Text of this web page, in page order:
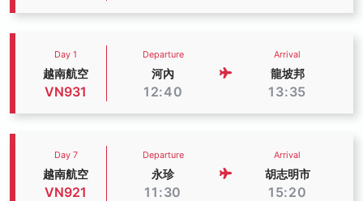
Day 1
越南航空
VN931
Departure
河內
12:40
Arrival
龍坡邦
13:35
Day 7
越南航空
VN921
Departure
永珍
11:30
Arrival
胡志明市
15:20